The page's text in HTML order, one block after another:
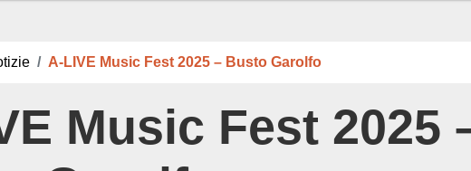
A-LIVE Music Fest 2025 – Busto Garolfo
Music Fest 2025